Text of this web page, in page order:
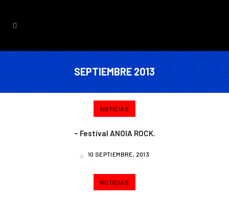
SEPTIEMBRE 2013
NOTICIAS
– Festival ANOIA ROCK.
10 SEPTIEMBRE, 2013
NOTICIAS